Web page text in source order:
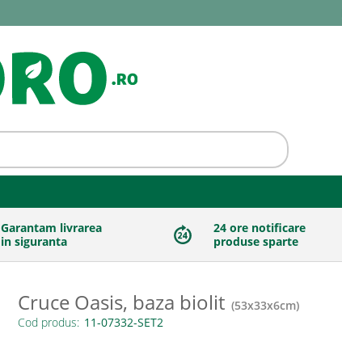
Garantam livrarea
in siguranta
24 ore notificare
produse sparte
Cruce Oasis, baza biolit (53x33x6cm)
Cod produs: